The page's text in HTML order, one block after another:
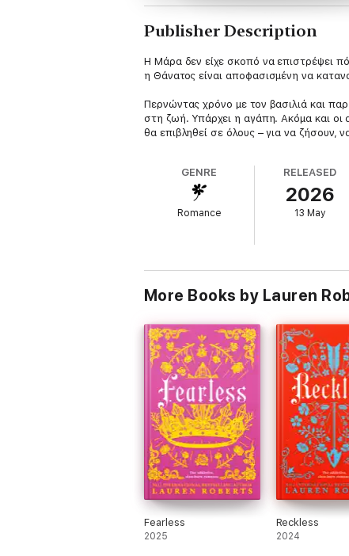
Publisher Description
Η Μάρα δεν είχε σκοπό να επιστρέψει
η Θάνατος είναι αποφασισμένη να
Περνώντας χρόνο με τον βασιλιά και
στη ζωή. Υπάρχει η αγάπη. Ακόμα και οι
θα επιβληθεί σε όλους – για να ζήσουν,
GENRE
Romance
RELEASED
2026
13 May
More Books by Lauren
Fearless
2025
Reckless
2024